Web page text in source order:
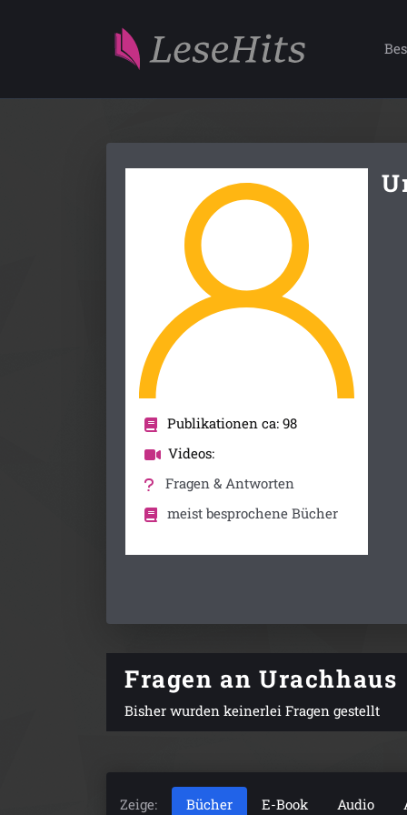
Publikationen ca: 98
Videos:
Fragen & Antworten
meist besprochene Bücher
Fragen an Urachhaus
Bisher wurden keinerlei Fragen gestellt
Zeige: Bücher E-Book Audio